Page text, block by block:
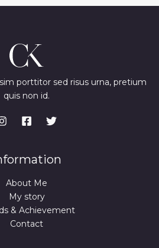
porttitor sed risus urna, pretium
quis non id.
About Me
My story
& Achievement
Contact